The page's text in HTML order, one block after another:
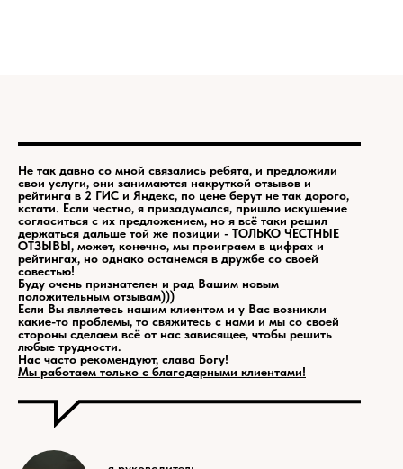
Не так давно со мной связались ребята, и предложили
свои услуги, они занимаются накруткой отзывов и
рейтинга в 2 ГИС и Яндекс, по цене берут не так дорого,
кстати. Если честно, я призадумался, пришло искушение
согласиться с их предложением, но я всё таки решил
держаться дальше той же позиции - ТОЛЬКО ЧЕСТНЫЕ
ОТЗЫВЫ, может, конечно, мы проиграем в цифрах и
рейтингах, но однако останемся в дружбе со своей
совестью!
Буду очень признателен и рад Вашим новым
положительным отзывам)))
Если Вы являетесь нашим клиентом и у Вас возникли
какие-то проблемы, то свяжитесь с нами и мы со своей
стороны сделаем всё от нас зависящее, чтобы решить
любые трудности.
Нас часто рекомендуют, слава Богу!
Мы работаем только с благодарными клиентами!